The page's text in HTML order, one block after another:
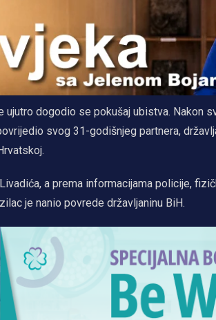
ujutro dogodio se pokušaj ubistva. Nakon
svog 31-godišnjeg partnera,
a prema informacijama policije,
je nanio povrede državljaninu BiH.